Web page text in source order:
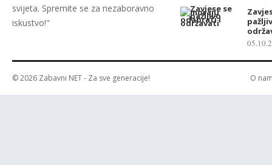
svijeta. Spremite se za nezaboravno
iskustvo!"
© 2026 Zabavni NET- Za sve generacije! O